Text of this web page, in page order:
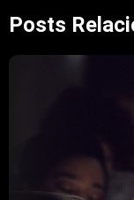
Posts